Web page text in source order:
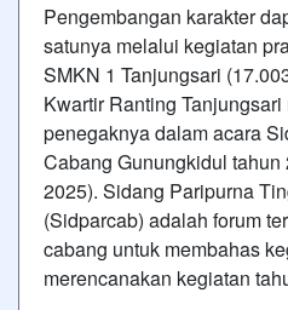
Pengembangan karakter
satunya melalui kegiatan
SMKN 1 Tanjungsari
Kwartir Ranting
penegaknya dalam acara
Cabang Gunungkidul
2025). Sidang Paripurna
(Sidparcab) adalah forum
cabang untuk membahas
merencanakan kegiatan